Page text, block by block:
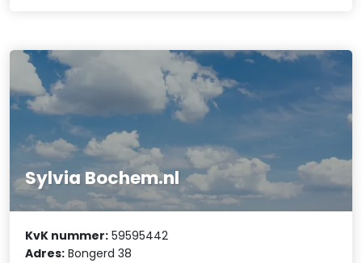
Sylvia Bochem.nl
KvK nummer: 59595442
Adres: Bongerd 38